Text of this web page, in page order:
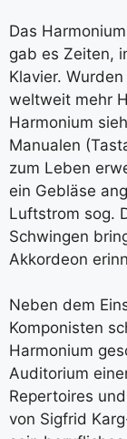
Das
gab es Zeiten,
Klavier.
weltweit mehr
Harmonium
Manualen
zum Leben
ein Gebläse
Luftstrom sog.
Schwingen
Akkordeon
Neben dem
Komponisten
Harmonium
Auditorium
Repertoires
von Sigfrid